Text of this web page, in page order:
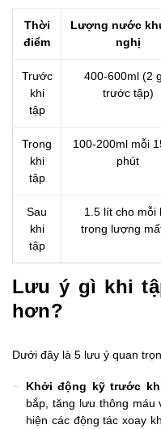
Thời
điểm
Lượng nước
nghị
Trước
khi
tập
400-600ml (2
trước tập)
Trong
khi
tập
100-200ml mỗi
phút
Sau
khi
tập
1.5 lít cho mỗi
trọng lượng
Lưu ý gì khi
hơn?
Dưới đây là 5 lưu ý quan
Khởi động kỹ trước
bắp, tăng lưu thông
hiện các động tác xoay